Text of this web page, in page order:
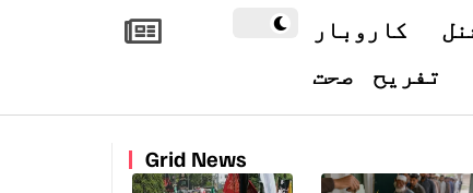
کاروبار
تفریح صحت
Grid News